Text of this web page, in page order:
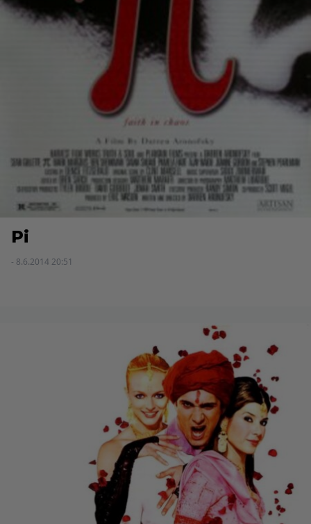
Pi
- 8.6.2014 20:51